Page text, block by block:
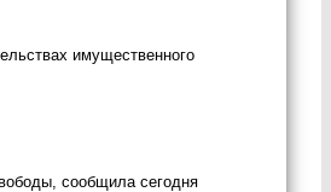
имущественного
сообщила сегодня